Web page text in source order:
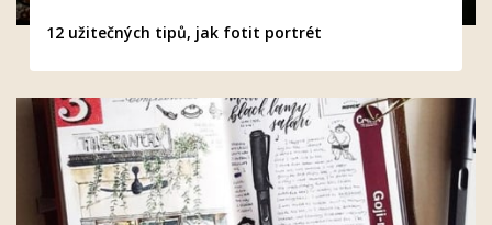
12 užitečných tipů, jak fotit portrét